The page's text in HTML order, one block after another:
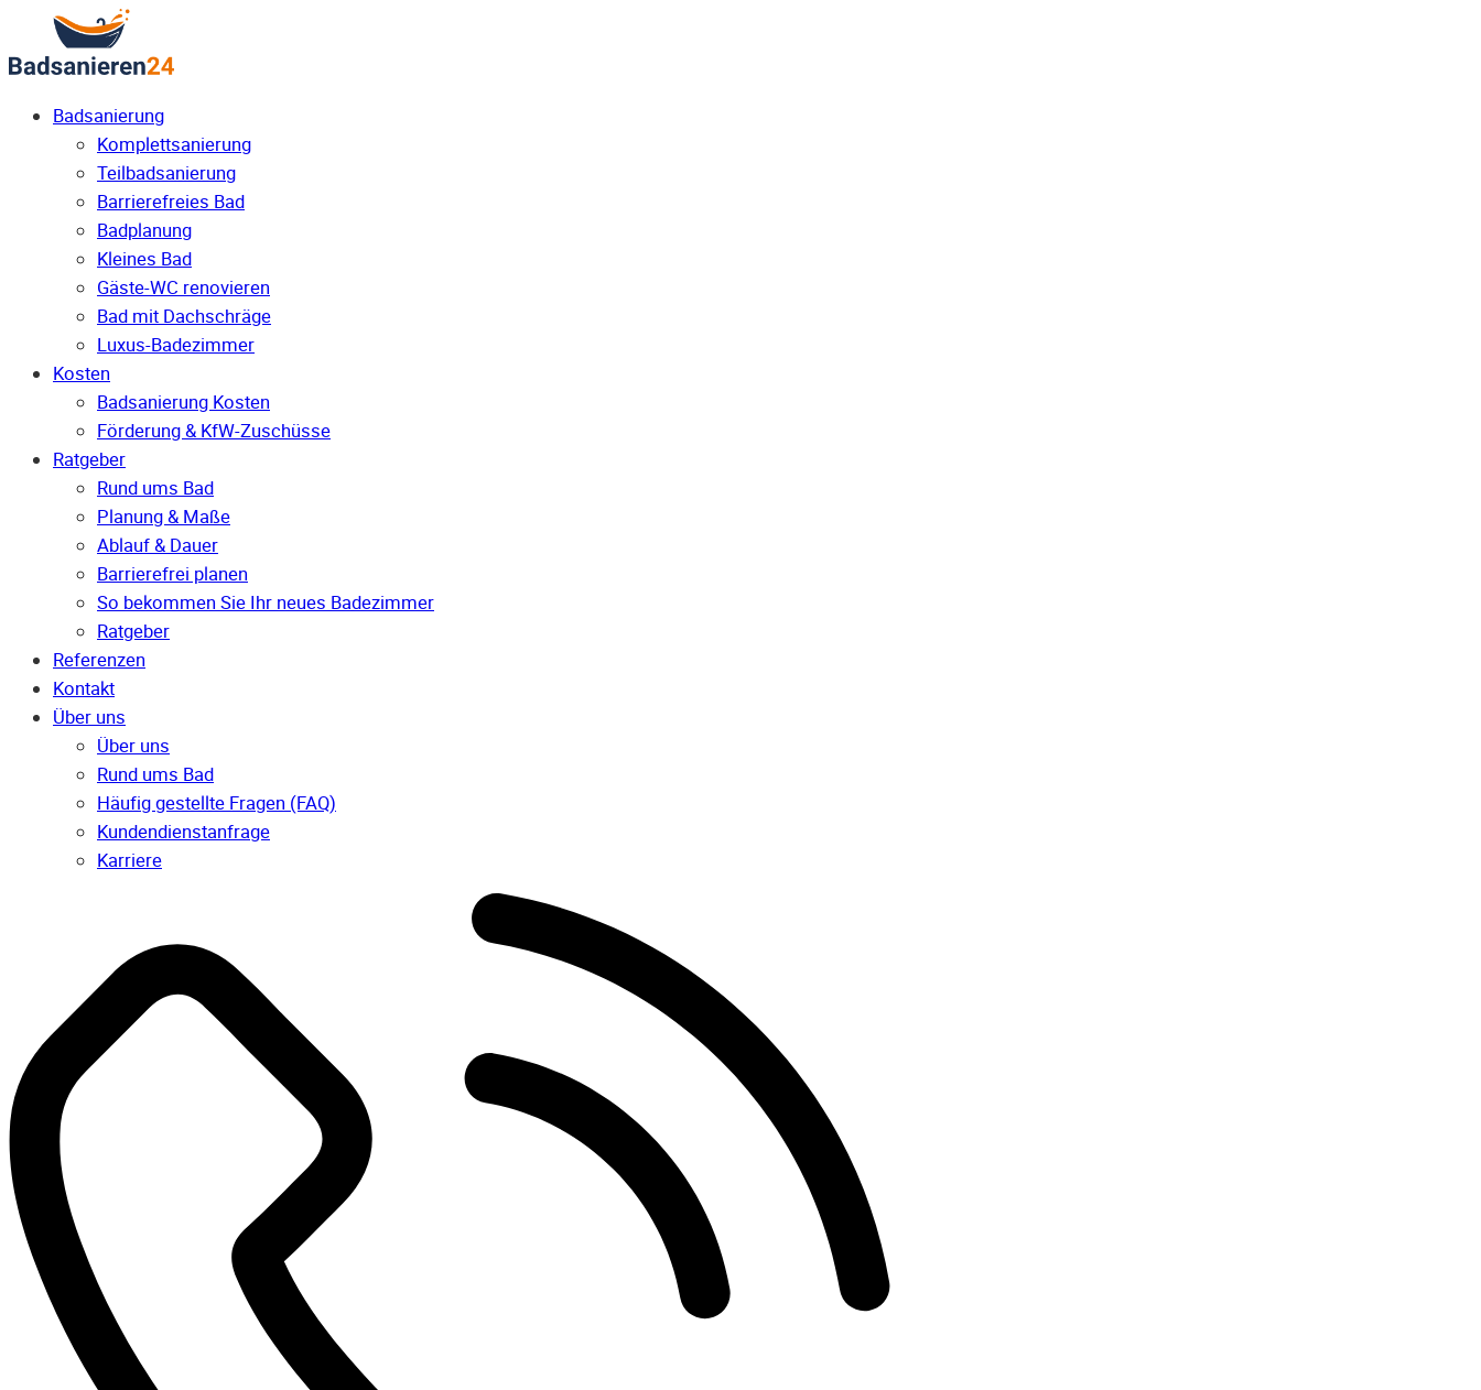
Badsanierung
Komplettsanierung
Teilbadsanierung
Barrierefreies Bad
Badplanung
Kleines Bad
Gäste-WC renovieren
Bad mit Dachschräge
Luxus-Badezimmer
Kosten
Badsanierung Kosten
Förderung & KfW-Zuschüsse
Ratgeber
Rund ums Bad
Planung & Maße
Ablauf & Dauer
Barrierefrei planen
So bekommen Sie Ihr neues Badezimmer
Ratgeber
Referenzen
Kontakt
Über uns
Über uns
Rund ums Bad
Häufig gestellte Fragen (FAQ)
Kunden­dienst­anfrage
Karriere